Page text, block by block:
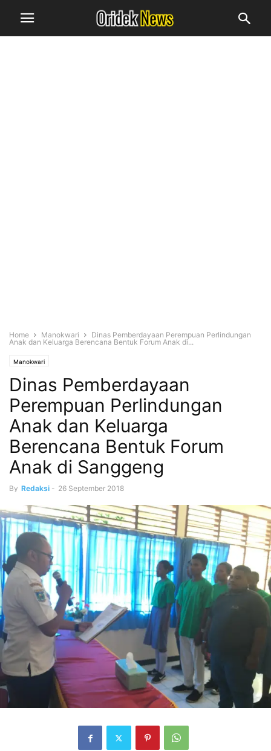
Home Manokwari
Dinas Pemberdayaan Perempuan Perlindungan
Anak dan Keluarga Berencana Bentuk Forum Anak di...
Manokwari
Dinas Pemberdayaan
Perempuan Perlindungan
Anak dan Keluarga
Berencana Bentuk Forum
Anak di Sanggeng
By Redaksi - 26 September 2018